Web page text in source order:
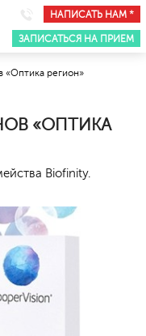
НАПИСАТЬ НАМ *
ЗАПИСАТЬСЯ НА ПРИЕМ
«Оптика регион»
«ОПТИКА
Biofinity.